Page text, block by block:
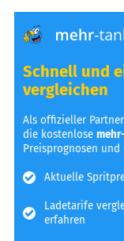
Schnell und
vergleichen
Als offizieller
die kostenlose
Preisprognosen
Aktuelle
Ladetarife
erfahren